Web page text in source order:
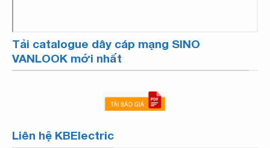
Tải catalogue dây cáp mạng SINO
VANLOOK mới nhất
Liên hệ KBElectric